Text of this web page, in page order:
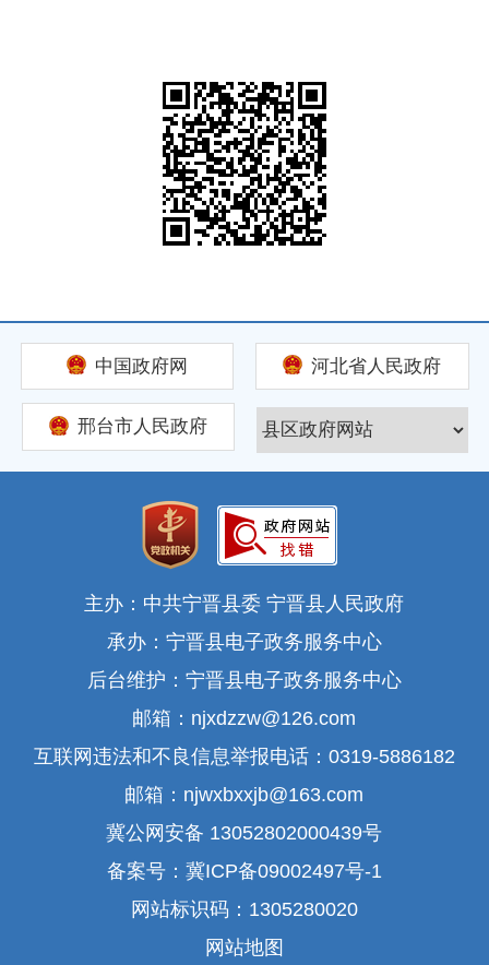
中国政府网 河北省人民政府
邢台市人民政府
主办：中共宁晋县委 宁晋县人民政府
承办：宁晋县电子政务服务中心
后台维护：宁晋县电子政务服务中心
邮箱：njxdzzw@126.com
互联网违法和不良信息举报电话：0319-5886182
邮箱：njwxbxxjb@163.com
冀公网安备 13052802000439号
备案号：冀ICP备09002497号-1
网站标识码：1305280020
网站地图